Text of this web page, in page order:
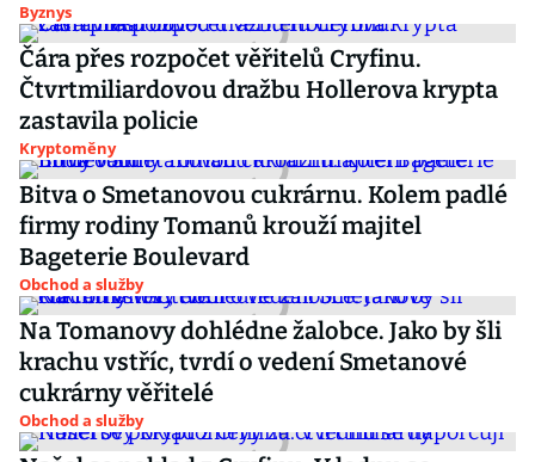
Byznys
Čára přes rozpočet věřitelů Cryfinu.
Čtvrtmiliardovou dražbu Hollerova krypta
zastavila policie
Kryptoměny
Bitva o Smetanovou cukrárnu. Kolem padlé
firmy rodiny Tomanů krouží majitel
Bageterie Boulevard
Obchod a služby
Na Tomanovy dohlédne žalobce. Jako by šli
krachu vstříc, tvrdí o vedení Smetanové
cukrárny věřitelé
Obchod a služby